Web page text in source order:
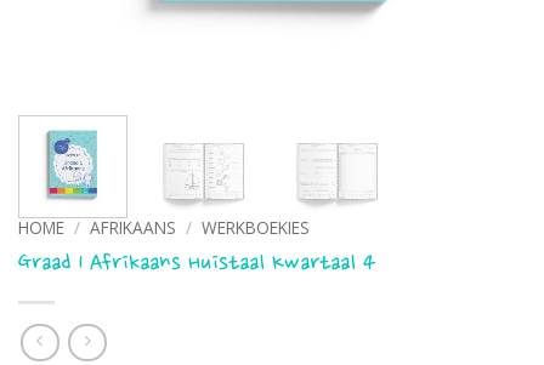
HOME / AFRIKAANS / WERKBOEKIES
Graad 1 Afrikaans Huistaal Kwartaal 4